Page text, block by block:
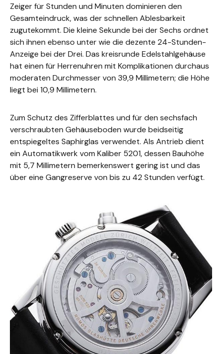
Zeiger für Stunden und Minuten dominieren den
Gesamteindruck, was der schnellen Ablesbarkeit
zugutekommt. Die kleine Sekunde bei der Sechs ordnet
sich ihnen ebenso unter wie die dezente 24-Stunden-
Anzeige bei der Drei. Das kreisrunde Edelstahlgehäuse
hat einen für Herrenuhren mit Komplikationen durchaus
moderaten Durchmesser von 39,9 Millimetern; die Höhe
liegt bei 10,9 Millimetern.
Zum Schutz des Zifferblattes und für den sechsfach
verschraubten Gehäuseboden wurde beidseitig
entspiegeltes Saphirglas verwendet. Als Antrieb dient
ein Automatikwerk vom Kaliber 5201, dessen Bauhöhe
mit 5,7 Millimetern bemerkenswert gering ist und das
über eine Gangreserve von bis zu 42 Stunden verfügt.